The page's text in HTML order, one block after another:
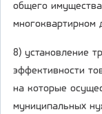
общего
многоквартирном
8) установление
эффективности
на которые
муниципальных